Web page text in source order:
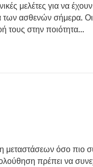
μελέτες για να
ασθενών σήμερα. Οι
τους στην ποιότητα…
όσο πιο
πρέπει να